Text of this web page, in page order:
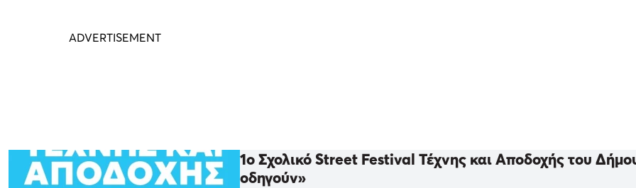
1ο Σχολικό Street Festival Τέχνης και Αποδοχής του
οδηγούν»